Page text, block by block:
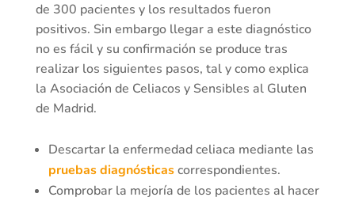
de 300 pacientes y los resultados fueron
positivos. Sin embargo llegar a este diagnóstico
no es fácil y su confirmación se produce tras
realizar los siguientes pasos, tal y como explica
la Asociación de Celiacos y Sensibles al Gluten
de Madrid.
Descartar la enfermedad celiaca mediante las
pruebas diagnósticascorrespondientes.
Comprobar la mejoría de los pacientes al hacer